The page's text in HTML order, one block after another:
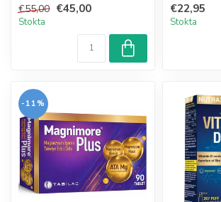
€55,00 €45,00
Stokta
€22,95
Stokta
-11%